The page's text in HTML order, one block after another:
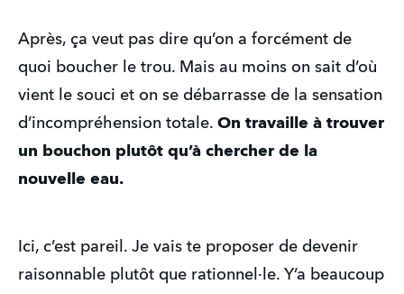
Après, ça veut pas dire qu’on a forcément de
quoi boucher le trou. Mais au moins on sait d’où
vient le souci et on se débarrasse de la sensation
d’incompréhension totale. On travaille à trouver
un bouchon plutôt qu’à chercher de la
nouvelle eau.
Ici, c’est pareil. Je vais te proposer de devenir
raisonnable plutôt que rationnel·le. Y’a beaucoup